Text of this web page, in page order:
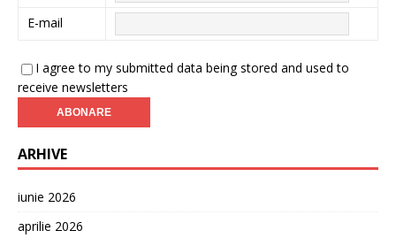
E-mail
I agree to my submitted data being stored and used to
receive newsletters
ARHIVE
iunie 2026
aprilie 2026